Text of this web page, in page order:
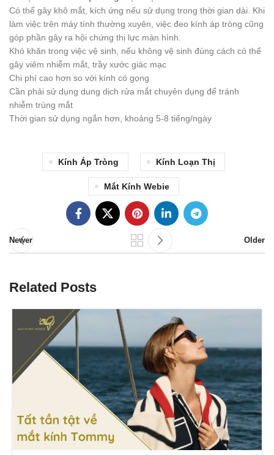
Có thể gây khô mắt, kích ứng nếu sử dụng trong thời gian dài. Khi
làm việc trên máy tính thường xuyên, việc đeo kính áp tròng cũng
góp phần gây ra hội chứng thị lực màn hình.
Khó khăn trong việc vệ sinh, nếu không vệ sinh đúng cách có thể
gây viêm nhiễm mắt, trầy xước giác mạc
Chi phí cao hơn so với kính có gọng
Cần phải sử dụng dung dịch rửa mắt chuyên dụng để tránh
nhiễm trùng mắt
Thời gian sử dụng ngắn hơn, khoảng 5-8 tiếng/ngày
Kính Áp Tròng Kính Loạn Thị
Mắt Kính Webie
Newer Older
Related Posts